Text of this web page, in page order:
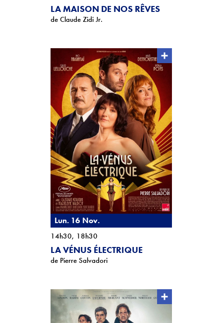
LA MAISON DE NOS RÊVES
de Claude Zidi Jr.
Lun. 16 Nov.
14h30, 18h30
LA VÉNUS ÉLECTRIQUE
de Pierre Salvadori